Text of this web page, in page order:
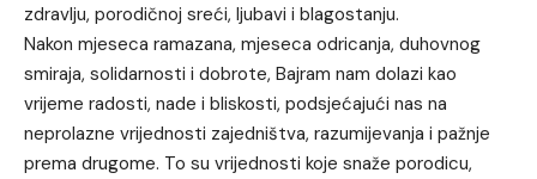
zdravlju, porodičnoj sreći, ljubavi i blagostanju.
Nakon mjeseca ramazana, mjeseca odricanja, duhovnog
smiraja, solidarnosti i dobrote, Bajram nam dolazi kao
vrijeme radosti, nade i bliskosti, podsjećajući nas na
neprolazne vrijednosti zajedništva, razumijevanja i pažnje
prema drugome. To su vrijednosti koje snaže porodicu,